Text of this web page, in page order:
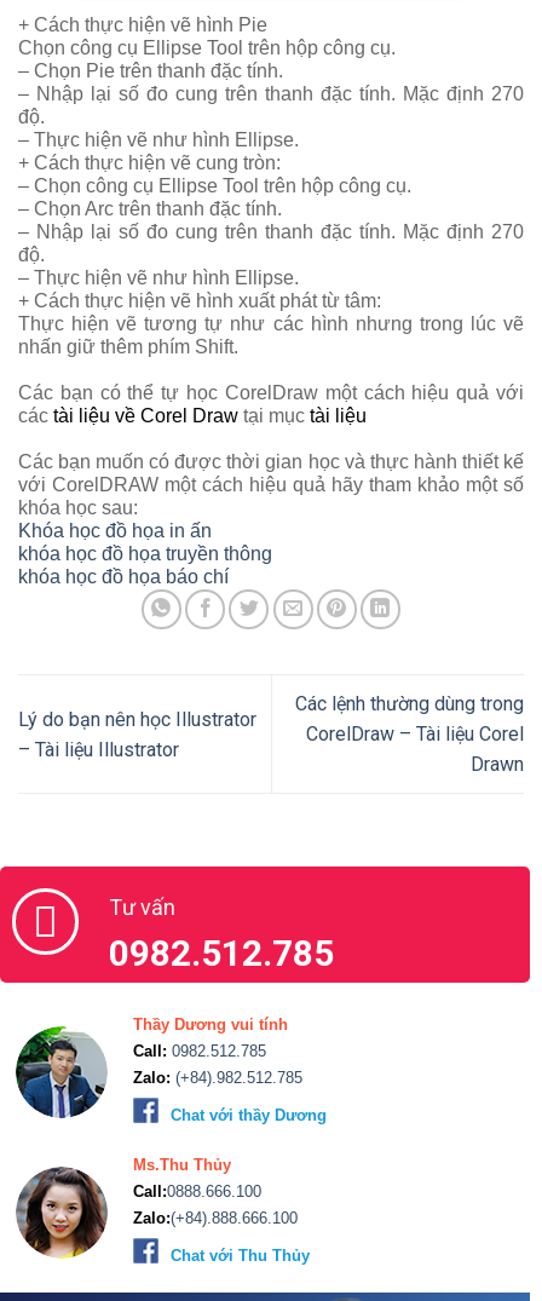
+ Cách thực hiện vẽ hình Pie
Chọn công cụ Ellipse Tool trên hộp công cụ.
– Chọn Pie trên thanh đặc tính.
– Nhập lại số đo cung trên thanh đặc tính. Mặc định 270
độ.
– Thực hiện vẽ như hình Ellipse.
+ Cách thực hiện vẽ cung tròn:
– Chọn công cụ Ellipse Tool trên hộp công cụ.
– Chọn Arc trên thanh đặc tính.
– Nhập lại số đo cung trên thanh đặc tính. Mặc định 270
độ.
– Thực hiện vẽ như hình Ellipse.
+ Cách thực hiện vẽ hình xuất phát từ tâm:
Thực hiện vẽ tương tự như các hình nhưng trong lúc vẽ
nhấn giữ thêm phím Shift.
Các bạn có thể tự học CorelDraw một cách hiệu quả với
các tài liệu về Corel Draw tại mục tài liệu
Các bạn muốn có được thời gian học và thực hành thiết kế
với CorelDRAW một cách hiệu quả hãy tham khảo một số
khóa học sau:
Khóa học đồ họa in ấn
khóa học đồ họa truyền thông
khóa học đồ họa báo chí
Lý do bạn nên học Illustrator
– Tài liệu Illustrator
Các lệnh thường dùng trong
CorelDraw – Tài liệu Corel
Drawn
Tư vấn
0982.512.785
Thầy Dương vui tính
Call: 0982.512.785
Zalo: (+84).982.512.785
Chat với thầy Dương
Ms.Thu Thủy
Call:0888.666.100
Zalo:(+84).888.666.100
Chat với Thu Thủy